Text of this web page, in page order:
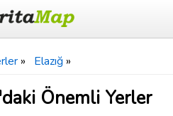
» Elazığ »
Önemli Yerler